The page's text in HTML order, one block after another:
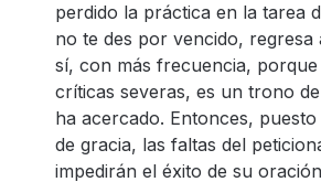
perdido la práctica en la tarea
no te des por vencido, regresa
sí, con más frecuencia,
críticas severas, es un trono
ha acercado. Entonces,
de gracia, las faltas del
impedirán el éxito de su